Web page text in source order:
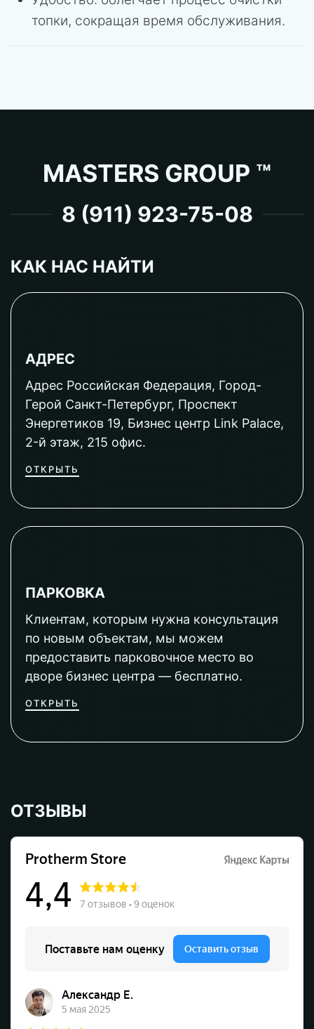
топки, сокращая время обслуживания.
MASTERS GROUP ™
8 (911) 923-75-08
КАК НАС НАЙТИ
АДРЕС
Адрес Российская Федерация, Город-
Герой Санкт-Петербург, Проспект
Энергетиков 19, Бизнес центр Link Palace,
2-й этаж, 215 офис.
ОТКРЫТЬ
ПАРКОВКА
Клиентам, которым нужна консультация
по новым объектам, мы можем
предоставить парковочное место во
дворе бизнес центра — бесплатно.
ОТКРЫТЬ
ОТЗЫВЫ